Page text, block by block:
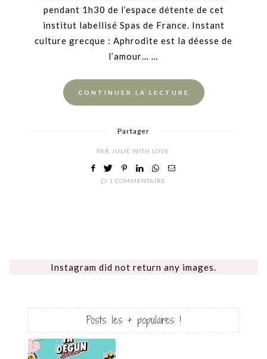
pendant 1h30 de l’espace détente de cet
institut labellisé Spas de France. Instant
culture grecque : Aphrodite est la déesse de
l’amour… …
CONTINUER LA LECTURE
Partager
PAR JULIE WITH LOVE
1 COMMENTAIRE
Instagram did not return any images.
Posts les + populaires !